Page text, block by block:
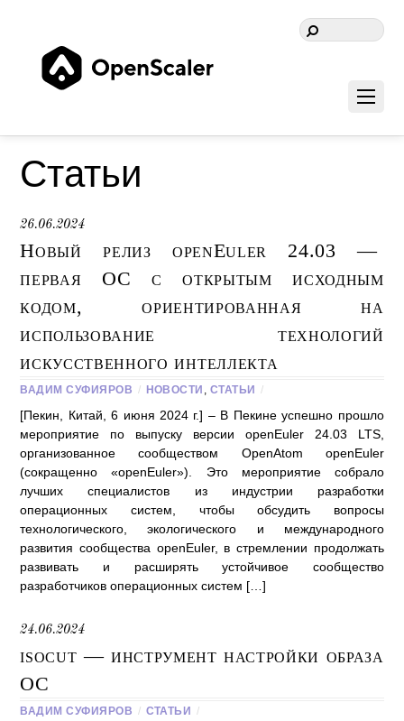
Статьи
26.06.2024
Новый релиз openEuler 24.03 —
первая ОС с открытым исходным
кодом, ориентированная на
использование технологий
искусственного интеллекта
ВАДИМ СУФИЯРОВ / НОВОСТИ , СТАТЬИ /
[Пекин, Китай, 6 июня 2024 г.] – В Пекине успешно прошло
мероприятие по выпуску версии openEuler 24.03 LTS,
организованное сообществом OpenAtom openEuler
(сокращенно «openEuler»). Это мероприятие собрало
лучших специалистов из индустрии разработки
операционных систем, чтобы обсудить вопросы
технологического, экологического и международного
развития сообщества openEuler, в стремлении продолжать
развивать и расширять устойчивое сообщество
разработчиков операционных систем […]
24.06.2024
isocut — инструмент настройки образа
ОС
ВАДИМ СУФИЯРОВ / СТАТЬИ /